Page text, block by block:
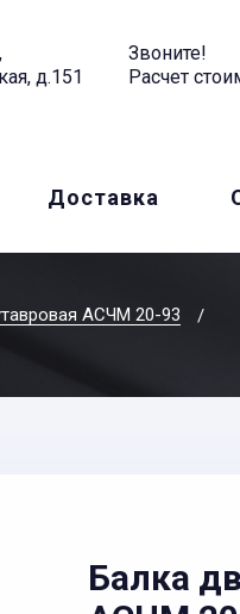
д.151
Звоните!
Расчет
Доставка
АСЧМ 20-93
Балка